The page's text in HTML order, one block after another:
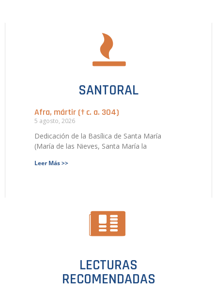
SANTORAL
Afra, mártir († c. a. 304)
5 agosto, 2026
Dedicación de la Basílica de Santa María
(María de las Nieves, Santa María la
Leer Más >>
LECTURAS
RECOMENDADAS